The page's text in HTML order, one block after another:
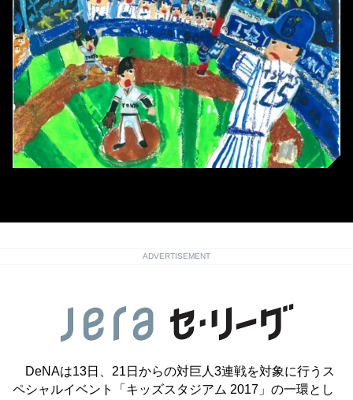
ADVERTISEMENT
DeNAは13日、21日からの対巨人3連戦を対象に行うス
ペシャルイベント「キッズスタジアム 2017」の一環とし